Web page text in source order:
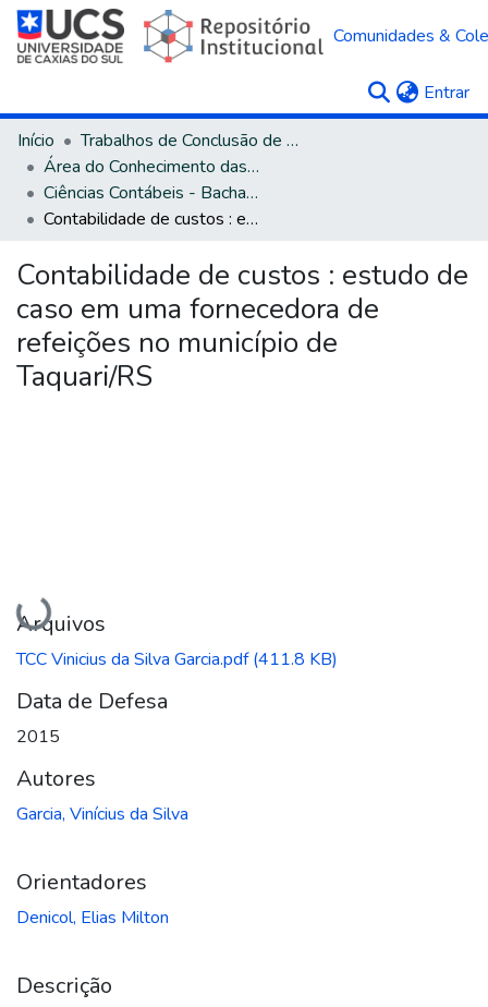
Comunidades &
Entrar
Início
Trabalhos de Conclusão de Curso
Área do Conhecimento das Ciências Sociais Aplicadas
Ciências Contábeis - Bacharelado
Contabilidade de custos : estudo de caso em uma fornecedora de refeições no município de Taquari/RS
Contabilidade de custos : estudo de
caso em uma fornecedora de
refeições no município de
Taquari/RS
Carregando...
Arquivos
TCC Vinicius da Silva Garcia.pdf(411.8 KB)
Data de Defesa
2015
Autores
Garcia, Vinícius da Silva
Orientadores
Denicol, Elias Milton
Descrição